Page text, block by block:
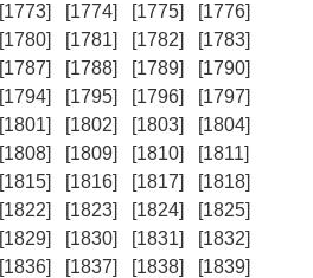
[1773] [1774] [1775]
[1776]
[1780] [1781] [1782]
[1783]
[1787] [1788] [1789]
[1790]
[1794] [1795] [1796]
[1797]
[1801] [1802] [1803]
[1804]
[1808] [1809] [1810]
[1811]
[1815] [1816] [1817]
[1818]
[1822] [1823] [1824]
[1825]
[1829] [1830] [1831]
[1832]
[1836] [1837] [1838]
[1839]